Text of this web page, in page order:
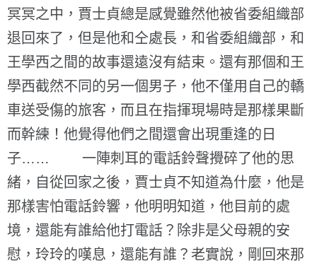
冥冥之中，賈士貞總是感覺雖然他被省委組織部
退回來了，但是他和仝處長，和省委組織部，和
王學西之間的故事還遠沒有結束。還有那個和王
學西截然不同的另一個男子，他不僅用自己的轎
車送受傷的旅客，而且在指揮現場時是那樣果斷
而幹練！他覺得他們之間還會出現重逢的日
子…… 一陣刺耳的電話鈴聲攪碎了他的思
緒，自從回家之後，賈士貞不知道為什麼，他是
那樣害怕電話鈴響，他明明知道，他目前的處
境，還能有誰給他打電話？除非是父母親的安
慰，玲玲的嘆息，還能有誰？老實說，剛回來那